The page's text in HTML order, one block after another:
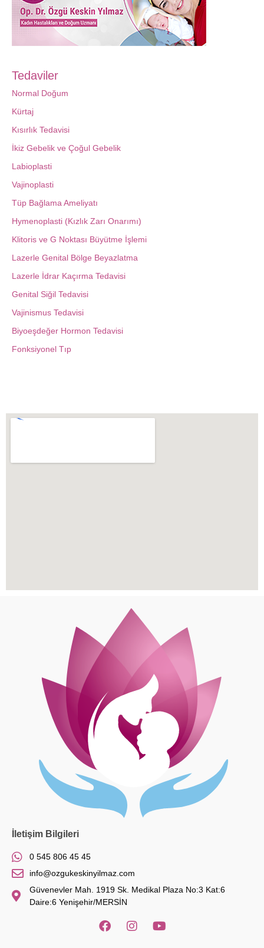
Tedaviler
Normal Doğum
Kürtaj
Kısırlık Tedavisi
İkiz Gebelik ve Çoğul Gebelik
Labioplasti
Vajinoplasti
Tüp Bağlama Ameliyatı
Hymenoplasti (Kızlık Zarı Onarımı)
Klitoris ve G Noktası Büyütme İşlemi
Lazerle Genital Bölge Beyazlatma
Lazerle İdrar Kaçırma Tedavisi
Genital Siğil Tedavisi
Vajinismus Tedavisi
Biyoeşdeğer Hormon Tedavisi
Fonksiyonel Tıp
İletişim Bilgileri
0 545 806 45 45
info@ozgukeskinyilmaz.com
Güvenevler Mah. 1919 Sk. Medikal Plaza No:3 Kat:6
Daire:6 Yenişehir/MERSİN